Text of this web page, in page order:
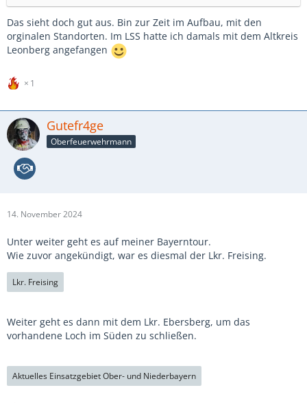
Das sieht doch gut aus. Bin zur Zeit im Aufbau, mit den
orginalen Standorten. Im LSS hatte ich damals mit dem Altkreis
Leonberg angefangen
1
Gutefr4ge
Oberfeuerwehrmann
14. November 2024
Unter weiter geht es auf meiner Bayerntour.
Wie zuvor angekündigt, war es diesmal der Lkr. Freising.
Lkr. Freising
Weiter geht es dann mit dem Lkr. Ebersberg, um das
vorhandene Loch im Süden zu schließen.
Aktuelles Einsatzgebiet Ober- und Niederbayern